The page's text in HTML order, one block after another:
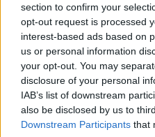
section to confirm your
opt-out request is processed
interest-based ads based on
us or personal information
your opt-out. You may
disclosure of your personal
IAB’s list of downstream
also be disclosed by us to
Downstream Participants that
BRAND MARKETING